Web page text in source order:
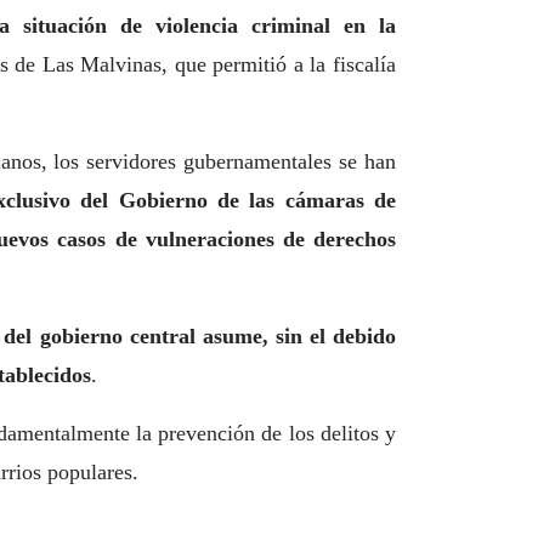
situación de violencia criminal en la
de Las Malvinas, que permitió a la fiscalía
los servidores gubernamentales se han
del Gobierno de las cámaras de
casos de vulneraciones de derechos
gobierno central asume, sin el debido
.
la prevención de los delitos y
populares.